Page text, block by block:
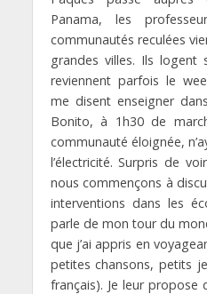
Panama, les
communautés reculées
grandes villes. Ils logent
reviennent parfois le
me disent enseigner
Bonito, à 1h30 de
communauté éloignée,
l’électricité. Surpris de
nous commençons à
interventions dans les
parle de mon tour du
que j’ai appris en
petites chansons, petits
français). Je leur propose